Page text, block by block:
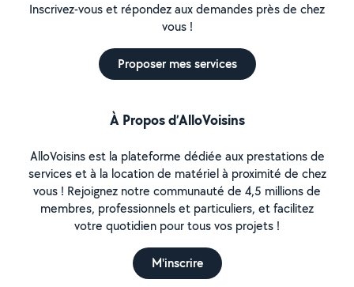
Inscrivez-vous et répondez aux demandes près de chez
vous !
Proposer mes services
À Propos d’AlloVoisins
AlloVoisins est la plateforme dédiée aux prestations de
services et à la location de matériel à proximité de chez
vous ! Rejoignez notre communauté de 4,5 millions de
membres, professionnels et particuliers, et facilitez
votre quotidien pour tous vos projets !
M'inscrire